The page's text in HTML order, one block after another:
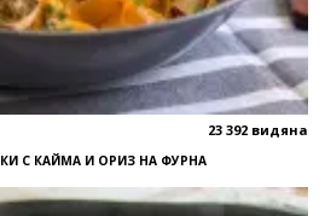
23 392 видяна
С КАЙМА И ОРИЗ НА ФУРНА